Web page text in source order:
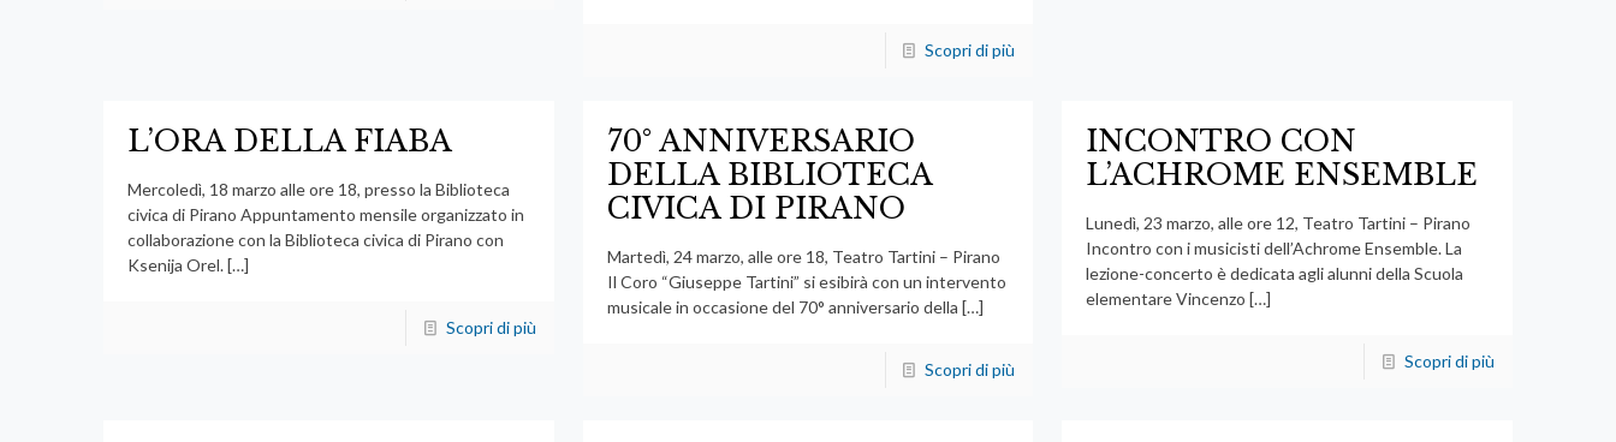
Scopri di più
L’ORA DELLA FIABA
Mercoledì, 18 marzo alle ore 18, presso la Biblioteca
civica di Pirano Appuntamento mensile organizzato in
collaborazione con la Biblioteca civica di Pirano con
Ksenija Orel.[…]
Scopri di più
70° ANNIVERSARIO
DELLA BIBLIOTECA
CIVICA DI PIRANO
Martedì, 24 marzo, alle ore 18, Teatro Tartini – Pirano
Il Coro “Giuseppe Tartini” si esibirà con un intervento
musicale in occasione del 70° anniversario della […]
Scopri di più
INCONTRO CON
L’ACHROME ENSEMBLE
Lunedì, 23 marzo, alle ore 12, Teatro Tartini – Pirano
Incontro con i musicisti dell’Achrome Ensemble. La
lezione-concerto è dedicata agli alunni della Scuola
elementare Vincenzo […]
Scopri di più